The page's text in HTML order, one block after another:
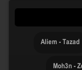
Aliem - Tazad
Moh3n -